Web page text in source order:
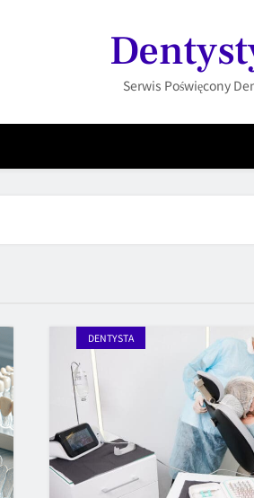
Serwis Poświęcony
DENTYSTA